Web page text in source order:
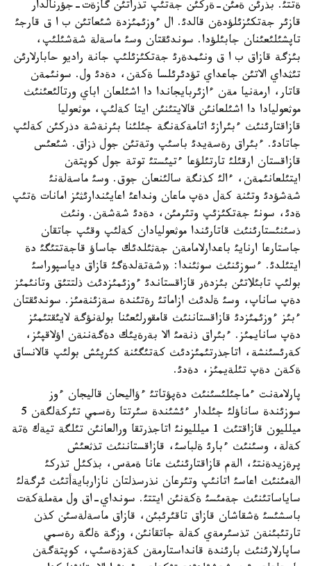
ةتتئ. بذرئن ةمئن-ةركئن جةتئپ تذراتئن گازةت-جؤرنالدار
قازئر جةتكئزئلؤدةن قالدئ. ال ءوزئمئزدة شئعاتئن ب ا ق قارجئ
تاپشئلئعئنان جابئلؤدا. سوندئقتان وسئ ماسةلة شةشئلئپ،
بئزگة قازاق ب ا ق ونئمدةرئ جةتكئزئلئپ جانة راديو حابارلارئن
تئثداي الاتئن جاعداي تؤدئرئلسا ةكةن، دةدئ ول. سونئمةن
قاتار، ارمةنيا مةن ءازئربايجاندا دا اشئلعان اباي ورتالئعئنئث
موثعوليادا دا اشئلعانئن قالايتئنئن ايتا كةلئپ، موثعوليا
قازاقتارئنئث ءبئرازئ اتامةكةنگة جئلئنا بئرنةشة دذركئن كةلئپ
جاتادئ. ءبئراق رةسةيدئ باسئپ وتةتئن جول ذزاق. شئعئس
قازاقستان ارقئلئ تارتئلؤعا ءتيئستئ توتة جول كوپتةن
ايتئلعانئمةن، ءالئ كذنگة سالئنعان جوق. وسئ ماسةلةنئ
شةشؤدئ وتئنة كةل دةپ ماعان ونداعئ اعايئندارئثئز امانات ةتئپ
ةدئ، سونئ جةتكئزئپ وتئرمئن، دةدئ شةشةن. ونئث
ذسئنئستارئنئث قاتارئندا موثعوليادان كةلئپ وقئپ جاتقان
جاستارعا ارنايئ باعدارلامامةن جةثئلدئك جاساؤ قاجةتتئگئ دة
ايتئلدئ. ءسوزئنئث سوثئندا: «شةتةلدةگئ قازاق دياسپوراسئ
بولئپ تابئلاتئن بئزدةر قازاقستاندئ ءوزئمئزدئث ذلتتئق وتانئمئز
دةپ ساناپ، وسئ ةلدئث ازاماتئ رةتئندة سةزئنةمئز. سوندئقتان
ءبئز ءوزئمئزدئ قازاقستاننئث قامقورلئعئنا بولةنؤگة لايئقتئمئز
دةپ سانايمئز. ءبئراق ذنةمئ الا بةرةيئك دةگةننةن اؤلاقپئز،
كةرئسئنشة، اتاجذرتئمئزدئث كةتئگئنة كئرپئش بولئپ قالانساق
ةكةن دةپ تئلةيمئز، دةدئ.
پارلامةنت ءماجئلئسئنئث دةپؤتاتئ ءؤاليحان قاليجان ءوز
سوزئندة ساناؤلئ جئلدار ءئشئندة سئرتتا رةسمي تئركةلگةن 5
ميلليون قازاقتئث 1 ميلليونئ اتاجذرتقا ورالعانئن تئلگة تيةك ةتة
كةلة، وسئنئث ءبارئ ةلباسئ، قازاقستاننئث تذثعئش
پرةزيدةنتئ، الةم قازاقتارئنئث عانا ةمةس، بذكئل تذركئ
الةمئنئث اعاسئ اتانئپ وتئرعان نذرسذلتان نازاربايةأتئث ئرگةلئ
ساياساتئنئث جةمئسئ ةكةنئن ايتتئ. سونداي-اق ول مةملةكةت
باسشئسئ ةشقاشان قازاق تاقئرئبئن، قازاق ماسةلةسئن كذن
تارتئبئنةن تذسئرمةي كةلة جاتقانئن، وزگة ةلگة رةسمي
ساپارلارئنئث بارئندة قانداستارمةن كةزدةسئپ، كوپتةگةن